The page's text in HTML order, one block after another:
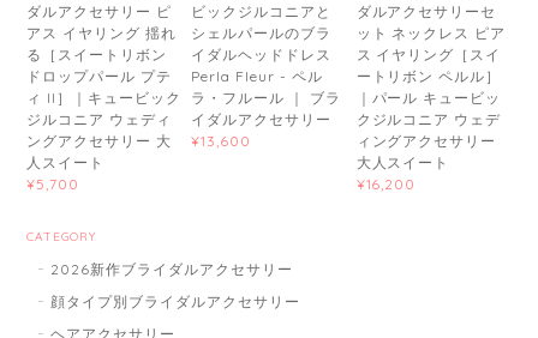
ダルアクセサリー ピ
アス イヤリング 揺れ
る［スイートリボン
ドロップパール プテ
ィ II］｜キュービック
ジルコニア ウェディ
ングアクセサリー 大
人スイート
¥5,700
ビックジルコニアと
シェルパールのブラ
イダルヘッドドレス
Perla Fleur - ペル
ラ・フルール ｜ ブラ
イダルアクセサリー
¥13,600
ダルアクセサリーセ
ット ネックレス ピア
ス イヤリング［スイ
ートリボン ペルル］
｜パール キュービッ
クジルコニア ウェデ
ィングアクセサリー
大人スイート
¥16,200
CATEGORY
2026新作ブライダルアクセサリー
顔タイプ別ブライダルアクセサリー
ヘアアクセサリー